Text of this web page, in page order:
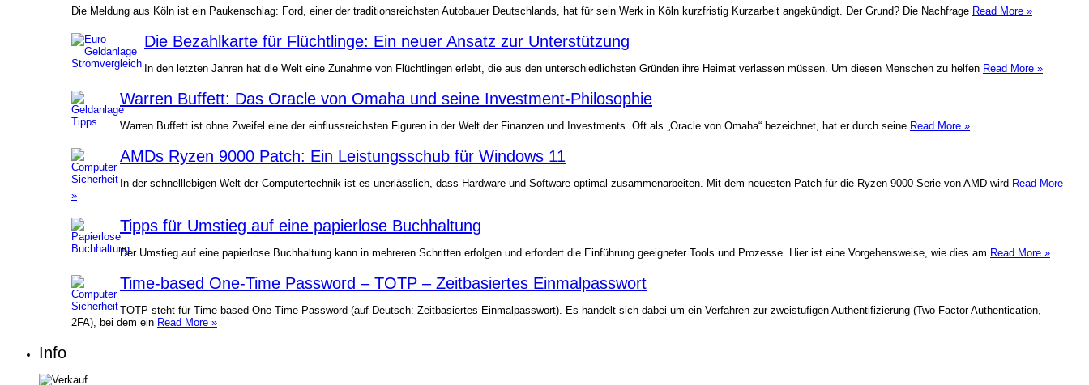
Die Meldung aus Köln ist ein Paukenschlag: Ford, einer der traditionsreichsten Autobauer Deutschlands, hat für sein Werk in Köln kurzfristig Kurzarbeit angekündigt. Der Grund? Die Nachfrage Read More »
Die Bezahlkarte für Flüchtlinge: Ein neuer Ansatz zur Unterstützung
In den letzten Jahren hat die Welt eine Zunahme von Flüchtlingen erlebt, die aus den unterschiedlichsten Gründen ihre Heimat verlassen müssen. Um diesen Menschen zu helfen Read More »
Warren Buffett: Das Oracle von Omaha und seine Investment-Philosophie
Warren Buffett ist ohne Zweifel eine der einflussreichsten Figuren in der Welt der Finanzen und Investments. Oft als „Oracle von Omaha“ bezeichnet, hat er durch seine Read More »
AMDs Ryzen 9000 Patch: Ein Leistungsschub für Windows 11
In der schnelllebigen Welt der Computertechnik ist es unerlässlich, dass Hardware und Software optimal zusammenarbeiten. Mit dem neuesten Patch für die Ryzen 9000-Serie von AMD wird Read More
»
Tipps für Umstieg auf eine papierlose Buchhaltung
Der Umstieg auf eine papierlose Buchhaltung kann in mehreren Schritten erfolgen und erfordert die Einführung geeigneter Tools und Prozesse. Hier ist eine Vorgehensweise, wie dies am Read More »
Time-based One-Time Password – TOTP – Zeitbasiertes Einmalpasswort
TOTP steht für Time-based One-Time Password (auf Deutsch: Zeitbasiertes Einmalpasswort). Es handelt sich dabei um ein Verfahren zur zweistufigen Authentifizierung (Two-Factor Authentication,
2FA), bei dem ein Read More »
Info